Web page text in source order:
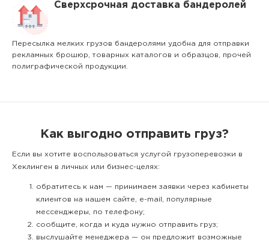
Сверхсрочная доставка бандеролей
Пересылка мелких грузов бандеролями удобна для отправки
рекламных брошюр, товарных каталогов и образцов, прочей
полиграфической продукции.
Как выгодно отправить груз?
Если вы хотите воспользоваться услугой грузоперевозки в
Хеклинген в личных или бизнес-целях:
обратитесь к нам — принимаем заявки через кабинеты
клиентов на нашем сайте, e-mail, популярные
мессенджеры, по телефону;
сообщите, когда и куда нужно отправить груз;
выслушайте менеджера — он предложит возможные